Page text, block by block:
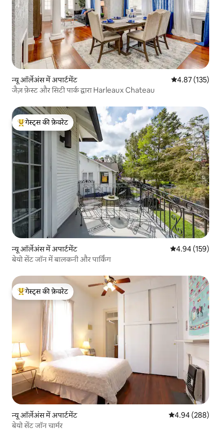
न्यू ऑर्लेअंस में अपार्टमेंट औसत रेटिंग 5 में से
4.87 (135)
जैज़ फ़ेस्ट और सिटी पार्क द्वारा Harleaux Chateau
गेस्ट्स का टॉप फ़ेवरेट
गेस्ट्स की फ़ेवरेट
न्यू ऑर्लेअंस में अपार्टमेंट औसत रेटिंग 5 में से
4.94 (159)
बेयो सेंट जॉन में बालकनी और पार्किंग
गेस्ट्स का टॉप फ़ेवरेट
गेस्ट्स की फ़ेवरेट
न्यू ऑर्लेअंस में अपार्टमेंट औसत रेटिंग 5 में से
4.94 (288)
बेयो सेंट जॉन चार्मर